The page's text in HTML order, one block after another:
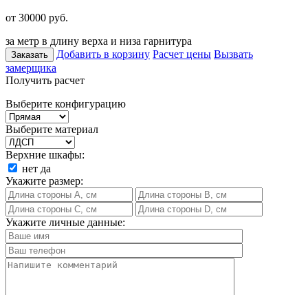
от 30000 руб.
за метр в длину верха и низа гарнитура
Заказать Добавить в корзину Расчет цены Вызвать
замерщика
Получить расчет
Выберите конфигурацию
Выберите материал
Верхние шкафы:
нет да
Укажите размер:
Укажите личные данные: